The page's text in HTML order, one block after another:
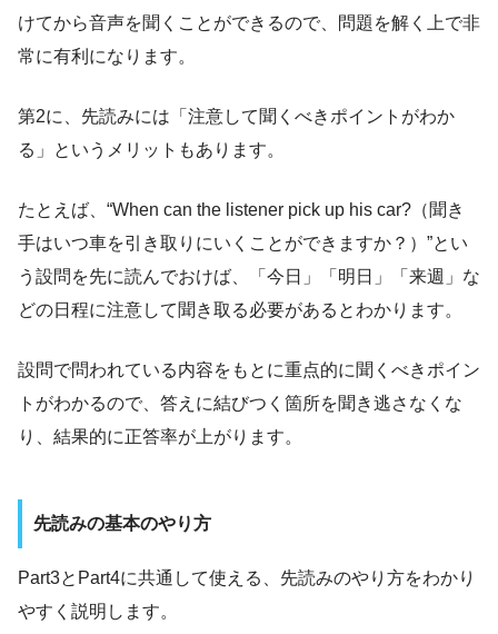
けてから音声を聞くことができるので、問題を解く上で非
常に有利になります。
第2に、先読みには「注意して聞くべきポイントがわか
る」というメリットもあります。
たとえば、“When can the listener pick up his car?（聞き
手はいつ車を引き取りにいくことができますか？）”とい
う設問を先に読んでおけば、「今日」「明日」「来週」な
どの日程に注意して聞き取る必要があるとわかります。
設問で問われている内容をもとに重点的に聞くべきポイン
トがわかるので、答えに結びつく箇所を聞き逃さなくな
り、結果的に正答率が上がります。
先読みの基本のやり方
Part3とPart4に共通して使える、先読みのやり方をわかり
やすく説明します。